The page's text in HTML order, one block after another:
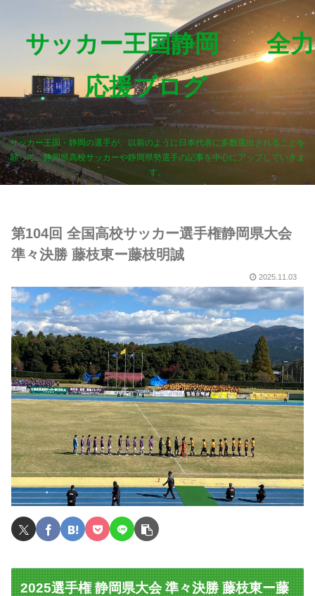
サッカー王国静岡 全力
応援ブログ
サッカー王国・静岡の選手が、以前のように日本代表に多数選出されることを
願って、静岡県高校サッカーや静岡県勢選手の記事を中心にアップしていきま
す。
第104回 全国高校サッカー選手権静岡県大会
準々決勝 藤枝東ー藤枝明誠
2025.11.03
2025選手権 静岡県大会 準々決勝 藤枝東ー藤